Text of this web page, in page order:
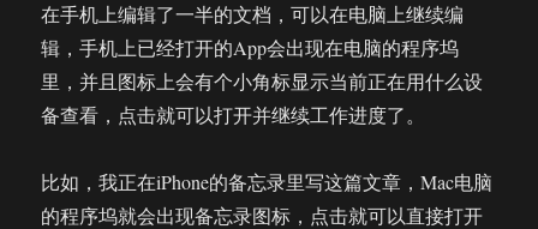
在手机上编辑了一半的文档，可以在电脑上继续编
辑，手机上已经打开的App会出现在电脑的程序坞
里，并且图标上会有个小角标显示当前正在用什么设
备查看，点击就可以打开并继续工作进度了。
比如，我正在iPhone的备忘录里写这篇文章，Mac电脑
的程序坞就会出现备忘录图标，点击就可以直接打开